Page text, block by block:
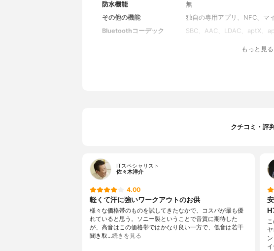
防水機能
無
その他の機能
独自の専用アプリ、NFC、マ
Bluetoothコーデック
SBC、AAC、LDAC、aptX、
その他の特徴
もっと見る
クチコミ・評
ITスペシャリスト
佐々木洋介
4.00
軽くて汗に強いワークアウトのお供
様々な価格帯のものを試してきたなかで、コスパが最も優
れていると思う。ソニー製ということで音質に期待した
が、高音はこの価格帯ではかなり良い一方で、低音は若干
聞き取…続きを見る